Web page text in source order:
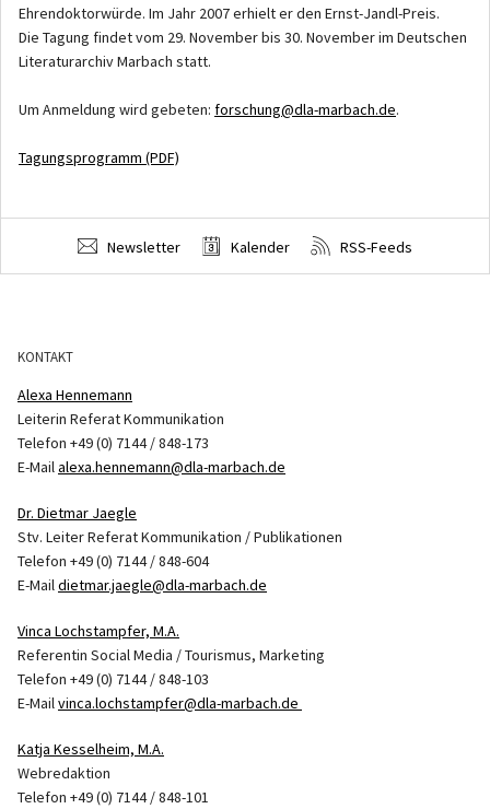
Ehrendoktorwürde. Im Jahr 2007 erhielt er den Ernst-Jandl-Preis.
Die Tagung findet vom 29. November bis 30. November im Deutschen
Literaturarchiv Marbach statt.
Um Anmeldung wird gebeten: forschung@dla-marbach.de.
Tagungsprogramm (PDF)
Newsletter Kalender RSS-Feeds
KONTAKT
Alexa Hennemann
Leiterin Referat Kommunikation
Telefon +49 (0) 7144 / 848-173
E-Mailalexa.hennemann@dla-marbach.de
Dr. Dietmar Jaegle
Stv. Leiter Referat Kommunikation / Publikationen
Telefon +49 (0) 7144 / 848-604
E-Maildietmar.jaegle@dla-marbach.de
Vinca Lochstampfer, M.A.
Referentin Social Media / Tourismus, Marketing
Telefon +49 (0) 7144 / 848-103
E-Mailvinca.lochstampfer@dla-marbach.de
Katja Kesselheim, M.A.
Webredaktion
Telefon +49 (0) 7144 / 848-101